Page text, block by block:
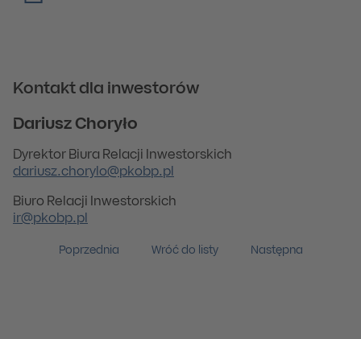
Kontakt dla inwestorów
Dariusz Choryło
Dyrektor Biura Relacji Inwestorskich
dariusz.chorylo@pkobp.pl
Biuro Relacji Inwestorskich
ir@pkobp.pl
Poprzednia Wróć do listy Następna